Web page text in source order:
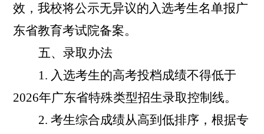
效，我校将公示无异议的入选考生名单报广
东省教育考试院备案。
五、录取办法
1. 入选考生的高考投档成绩不得低于
2026年广东省特殊类型招生录取控制线。
2. 考生综合成绩从高到低排序，根据专